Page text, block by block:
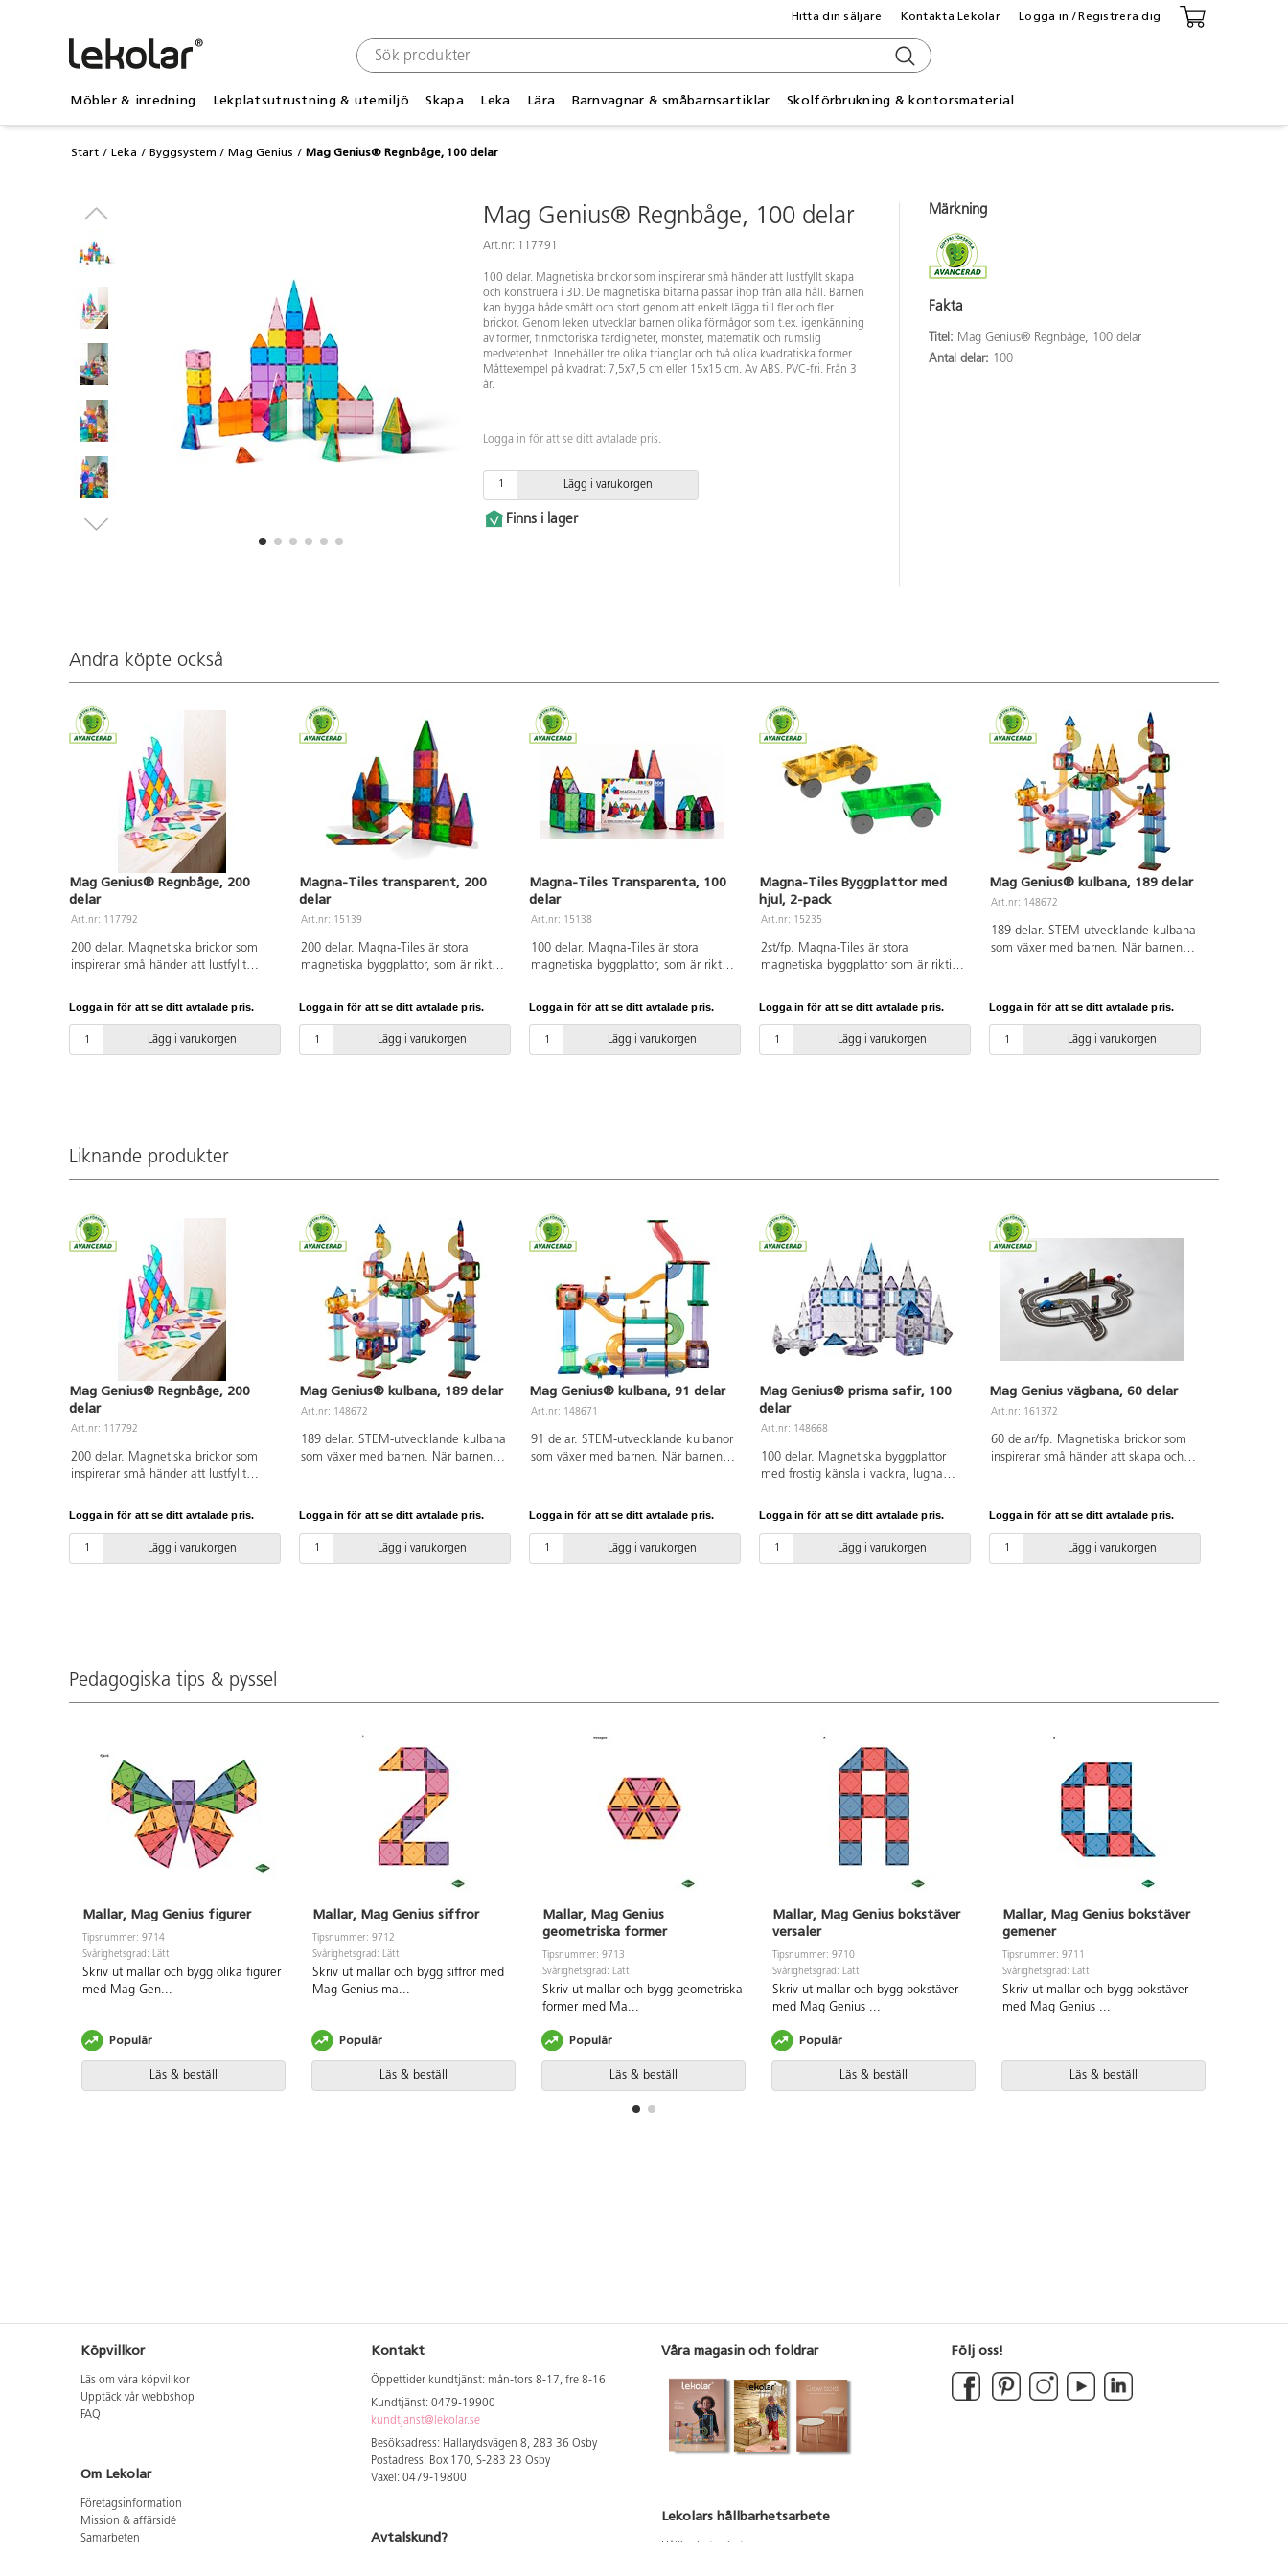
Möbler & inredning Lekplatsutrustning & utemiljö Skapa Leka Lära Barnvagnar & småbarnsartiklar Skolförbrukning & kontorsmaterial
Hitta din säljare Kontakta Lekolar Logga in / Registrera dig
Start Leka Byggsystem Mag Genius Mag Genius® Regnbåge, 100 delar
Mag Genius® Regnbåge, 100 delar
Art.nr: 117791
100 delar. Magnetiska brickor som inspirerar små händer att lustfyllt skapa
och konstruera i 3D. De magnetiska bitarna passar ihop från alla håll. Barnen
kan bygga både smått och stort genom att enkelt lägga till fler och fler
brickor. Genom leken utvecklar barnen olika förmågor som t.ex. igenkänning
av former, finmotoriska färdigheter, mönster, matematik och rumslig
medvetenhet. Innehåller tre olika trianglar och två olika kvadratiska former.
Måttexempel på kvadrat: 7,5x7,5 cm eller 15x15 cm. Av ABS. PVC-fri. Från 3
år.
Logga in för att se ditt avtalade pris.
Lägg i varukorgen
Finns i lager
Märkning
Fakta
Titel: Mag Genius® Regnbåge, 100 delar
Antal delar: 100
Andra köpte också
Mag Genius® Regnbåge, 200
delar
Art.nr: 117792
200 delar. Magnetiska brickor som
inspirerar små händer att lustfyllt
smått och stort genom att lägga till
fler brickor. Utvecklar t.ex.
Av ABS. PVC-fri. Från 3 år.
Logga in för att se ditt avtalade pris.
Lägg i varukorgen
Magna-Tiles transparent, 200
delar
Art.nr: 15139
200 delar. Magna-Tiles är stora
magnetiska byggplattor, som är riktigt
varandra när barnen bygger.
Innehåller tre olika trianglar och två
Logga in för att se ditt avtalade pris.
Lägg i varukorgen
Magna-Tiles Transparenta, 100
delar
Art.nr: 15138
100 delar. Magna-Tiles är stora
magnetiska byggplattor, som är riktigt
varandra när barnen bygger.
Innehåller tre olika trianglar och två
Logga in för att se ditt avtalade pris.
Lägg i varukorgen
Magna-Tiles Byggplattor med
hjul, 2-pack
Art.nr: 15235
2st/fp. Magna-Tiles är stora
magnetiska byggplattor som är riktigt
utökade möjligheter. Barnen får
möjlighet att bygga alla möjliga typer
Logga in för att se ditt avtalade pris.
Lägg i varukorgen
Mag Genius® kulbana, 189 delar
Art.nr: 148672
189 delar. STEM-utvecklande kulbana
som växer med barnen. När barnen
Innehåller transparent färgade
byggplattor i olika former, samt små
Logga in för att se ditt avtalade pris.
Lägg i varukorgen
Liknande produkter
Mag Genius® Regnbåge, 200
delar
Art.nr: 117792
200 delar. Magnetiska brickor som
inspirerar små händer att lustfyllt
smått och stort genom att lägga till
fler brickor. Utvecklar t.ex.
Logga in för att se ditt avtalade pris.
Lägg i varukorgen
Mag Genius® kulbana, 189 delar
Art.nr: 148672
189 delar. STEM-utvecklande kulbana
som växer med barnen. När barnen
Innehåller transparent färgade
byggplattor i olika former, samt små
Logga in för att se ditt avtalade pris.
Lägg i varukorgen
Mag Genius® kulbana, 91 delar
Art.nr: 148671
91 delar. STEM-utvecklande kulbanor
som växer med barnen. När barnen
byggplattor i olika former, samt små
tillbehör som kan läggas till längs
Logga in för att se ditt avtalade pris.
Lägg i varukorgen
Mag Genius® prisma safir, 100
delar
Art.nr: 148668
100 delar. Magnetiska byggplattor
med frostig känsla i vackra, lugna
flera sätt, prismamönster, fönster,
dörrar och byggplatta med hjul.
Logga in för att se ditt avtalade pris.
Lägg i varukorgen
Mag Genius vägbana, 60 delar
Art.nr: 161372
60 delar/fp. Magnetiska brickor som
inspirerar små händer att skapa och
raka vägbitar, korta och långa
svängar, parkering, vägmärken,
Logga in för att se ditt avtalade pris.
Lägg i varukorgen
Pedagogiska tips & pyssel
Mallar, Mag Genius figurer
Tipsnummer: 9714
Svårighetsgrad: Lätt
Skriv ut mallar och bygg olika figurer
med Mag Gen...
Läs & beställ
Populär
Mallar, Mag Genius siffror
Tipsnummer: 9712
Svårighetsgrad: Lätt
Skriv ut mallar och bygg siffror med
Mag Genius ma...
Läs & beställ
Populär
Mallar, Mag Genius
geometriska former
Tipsnummer: 9713
Svårighetsgrad: Lätt
Skriv ut mallar och bygg geometriska
former med Ma...
Läs & beställ
Populär
Mallar, Mag Genius bokstäver
versaler
Tipsnummer: 9710
Svårighetsgrad: Lätt
Skriv ut mallar och bygg bokstäver
med Mag Genius ...
Läs & beställ
Populär
Mallar, Mag Genius bokstäver
gemener
Tipsnummer: 9711
Svårighetsgrad: Lätt
Skriv ut mallar och bygg bokstäver
med Mag Genius ...
Läs & beställ
Köpvillkor
Läs om våra köpvillkor
Upptäck vår webbshop
FAQ
Om Lekolar
Företagsinformation
Mission & affärsidé
Samarbeten
Kontakt
Öppettider kundtjänst: mån-tors 8-17, fre 8-16
Kundtjänst: 0479-19900
kundtjanst@lekolar.se
Besöksadress: Hallarydsvägen 8, 283 36 Osby
Postadress: Box 170, S-283 23 Osby
Växel: 0479-19800
Avtalskund?
Våra magasin och foldrar
Lekolars hållbarhetsarbete
Följ oss!